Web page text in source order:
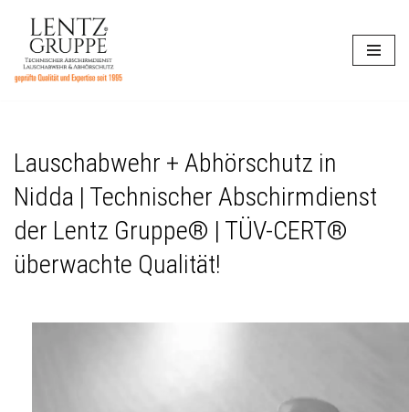
Zum
Inhalt
Lauschabwehr + Abhörschutz in
Nidda | Technischer Abschirmdienst
der Lentz Gruppe® | TÜV-CERT®
überwachte Qualität!